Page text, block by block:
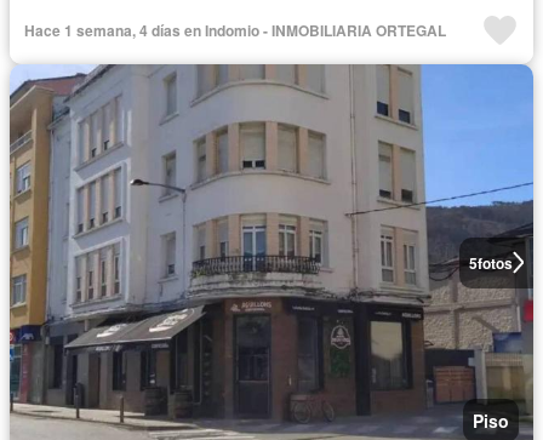
Hace 1 semana, 4 días en Indomio - INMOBILIARIA ORTEGAL
5fotos
Piso